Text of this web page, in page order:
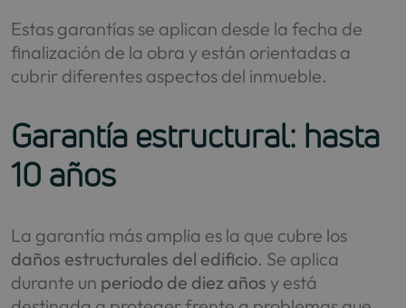
Estas garantías se aplican desde la fecha de
finalización de la obra y están orientadas a
cubrir diferentes aspectos del inmueble.
Garantía estructural: hasta
10 años
La garantía más amplia es la que cubre los
daños estructurales del edificio. Se aplica
durante un periodo de diez años y está